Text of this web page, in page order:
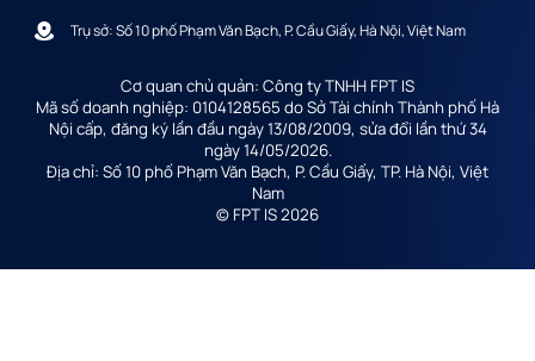
Trụ sở: Số 10 phố Phạm Văn Bạch, P. Cầu Giấy, Hà Nội, Việt Nam
Cơ quan chủ quản: Công ty TNHH FPT IS
Mã số doanh nghiệp: 0104128565 do Sở Tài chính Thành phố Hà
Nội cấp, đăng ký lần đầu ngày 13/08/2009, sửa đổi lần thứ 34
ngày 14/05/2026.
Địa chỉ: Số 10 phố Phạm Văn Bạch, P. Cầu Giấy, TP. Hà Nội, Việt
Nam
© FPT IS 2026